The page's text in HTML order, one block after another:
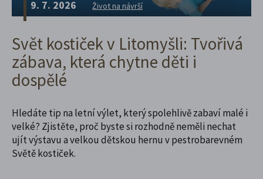
9. 7. 2026 Život na návrší
Svět kostiček v Litomyšli: Tvořivá
zábava, která chytne děti i
dospělé
Hledáte tip na letní výlet, který spolehlivě zabaví malé i
velké? Zjistěte, proč byste si rozhodně neměli nechat
ujít výstavu a velkou dětskou hernu v pestrobarevném
Světě kostiček.